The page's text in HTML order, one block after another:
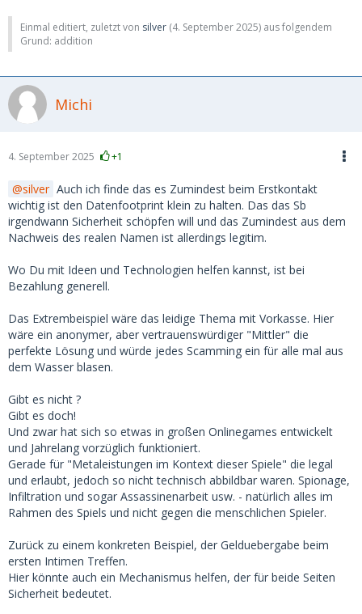
Einmal editiert, zuletzt von silver (4. September 2025) aus folgendem
Grund: addition
Michi
4. September 2025 +1
silver Auch ich finde das es Zumindest beim Erstkontakt
wichtig ist den Datenfootprint klein zu halten. Das das Sb
irgendwann Sicherheit schöpfen will und das Zumindest aus dem
Nachweis des realen Namen ist allerdings legitim.
Wo Du mit Ideen und Technologien helfen kannst, ist bei
Bezahlung generell.
Das Extrembeispiel wäre das leidige Thema mit Vorkasse. Hier
wäre ein anonymer, aber vertrauenswürdiger "Mittler" die
perfekte Lösung und würde jedes Scamming ein für alle mal aus
dem Wasser blasen.
Gibt es nicht ?
Gibt es doch!
Und zwar hat sich so etwas in großen Onlinegames entwickelt
und Jahrelang vorzüglich funktioniert.
Gerade für "Metaleistungen im Kontext dieser Spiele" die legal
und erlaubt, jedoch so nicht technisch abbildbar waren. Spionage,
Infiltration und sogar Assassinenarbeit usw. - natürlich alles im
Rahmen des Spiels und nicht gegen die menschlichen Spieler.
Zurück zu einem konkreten Beispiel, der Gelduebergabe beim
ersten Intimen Treffen.
Hier könnte auch ein Mechanismus helfen, der für beide Seiten
Sicherheit bedeutet.